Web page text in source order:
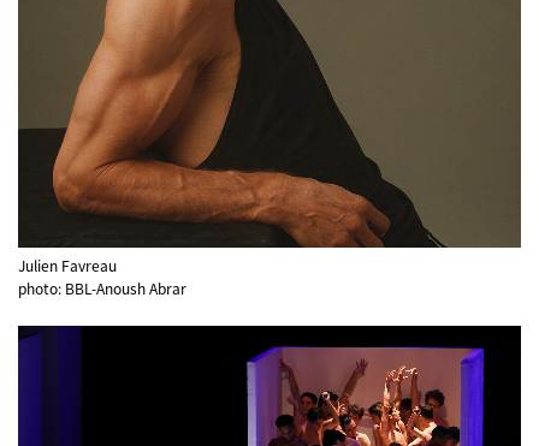
Julien Favreau
photo: BBL-Anoush Abrar